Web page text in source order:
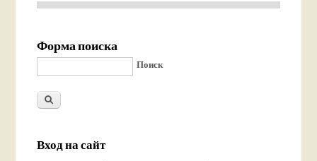
Форма поиска
Поиск
Вход на сайт